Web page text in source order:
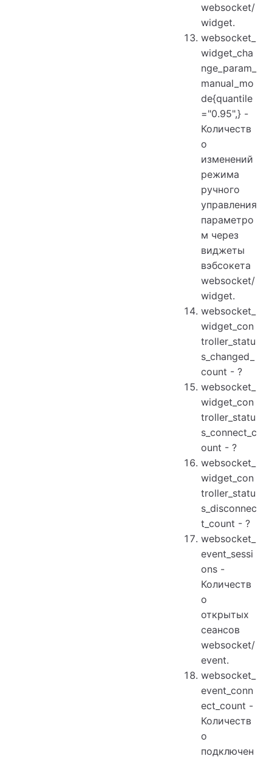
websocket/
widget.
websocket_
widget_cha
nge_param_
manual_mo
de{quantile
="0.95",} -
Количеств
о
изменений
режима
ручного
управления
параметро
м через
виджеты
вэбсокета
websocket/
widget.
websocket_
widget_con
troller_statu
s_changed_
count - ?
websocket_
widget_con
troller_statu
s_connect_c
ount - ?
websocket_
widget_con
troller_statu
s_disconnec
t_count - ?
websocket_
event_sessi
ons -
Количеств
о
открытых
сеансов
websocket/
event.
websocket_
event_conn
ect_count -
Количеств
о
подключен